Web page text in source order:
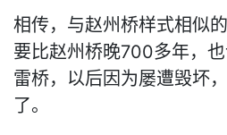
相传，与赵州桥样式相似
要比赵州桥晚700多年，
雷桥，以后因为屡遭毁坏
了。